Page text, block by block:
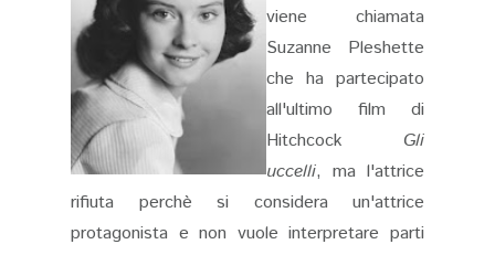
viene chiamata
Suzanne Pleshette
che ha partecipato
all'ultimo film di
Hitchcock Gli
uccelli, ma l'attrice
rifiuta perchè si considera un'attrice
protagonista e non vuole interpretare parti